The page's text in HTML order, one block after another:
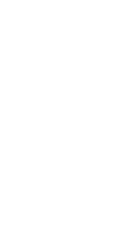
島根大学の松尾
が行われました。
の横断的研究プロ
の特徴的なプロジ
プロジェクトの海
ついて知っても
介を行いました。
」という声や、紹
けに「日本酒につ
究交流や学生派遣